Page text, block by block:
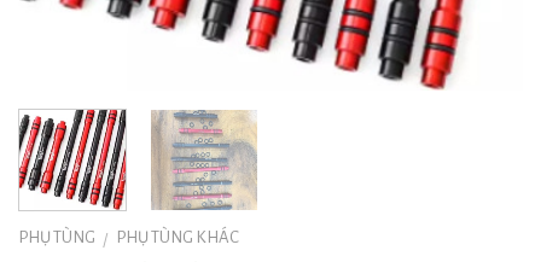
PHỤ TÙNG / PHỤ TÙNG KHÁC